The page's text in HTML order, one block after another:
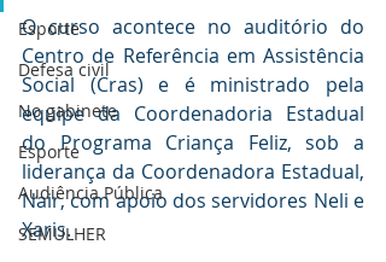
Esporte
Defesa civil
No gabinete
Esporte
Audiência Pública
SEMULHER
O curso acontece no auditório do
Centro de Referência em Assistência
Social (Cras) e é ministrado pela
equipe da Coordenadoria Estadual
do Programa Criança Feliz, sob a
liderança da Coordenadora Estadual,
Nair, com apoio dos servidores Neli e
Xaris.